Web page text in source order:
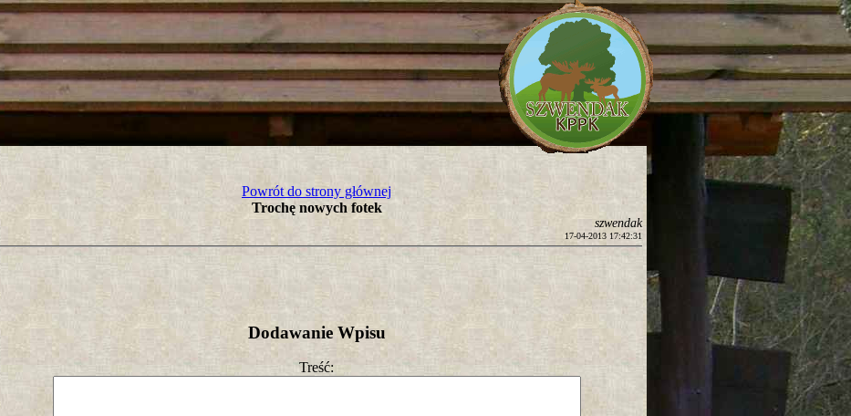
jutro ;)
Powrót do strony głównej
Trochę nowych fotek
szwendak
17-04-2013 17:42:31
Dodawanie Wpisu
Treść: